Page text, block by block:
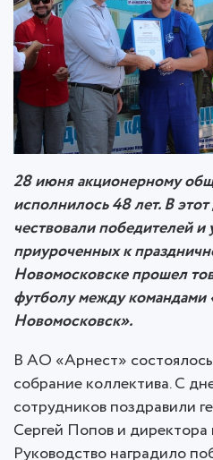
28 июня акционерному
исполнилось 48 лет. В
чествовали победителей и
приуроченных к
Новомосковске прошел
футболу между
Новомосковск».
В АО «Арнест»
собрание коллектива. С
сотрудников поздравили
Сергей Попов и директора
Руководство наградило